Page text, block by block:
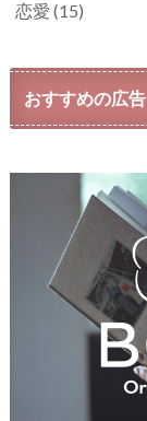
恋愛 (15)
おすすめの広告